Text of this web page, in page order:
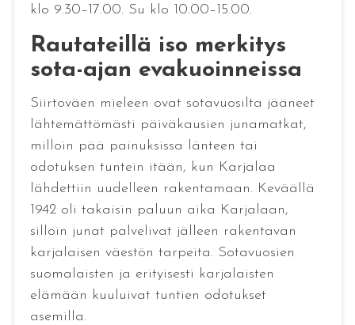
klo 9.30–17.00. Su klo 10.00–15.00.
Rautateillä iso merkitys
sota-ajan evakuoinneissa
Siirtoväen mieleen ovat sotavuosilta jääneet
lähtemättömästi päiväkausien junamatkat,
milloin pää painuksissa länteen tai
odotuksen tuntein itään, kun Karjalaa
lähdettiin uudelleen rakentamaan. Keväällä
1942 oli takaisin paluun aika Karjalaan,
silloin junat palvelivat jälleen rakentavan
karjalaisen väestön tarpeita. Sotavuosien
suomalaisten ja erityisesti karjalaisten
elämään kuuluivat tuntien odotukset
asemilla.